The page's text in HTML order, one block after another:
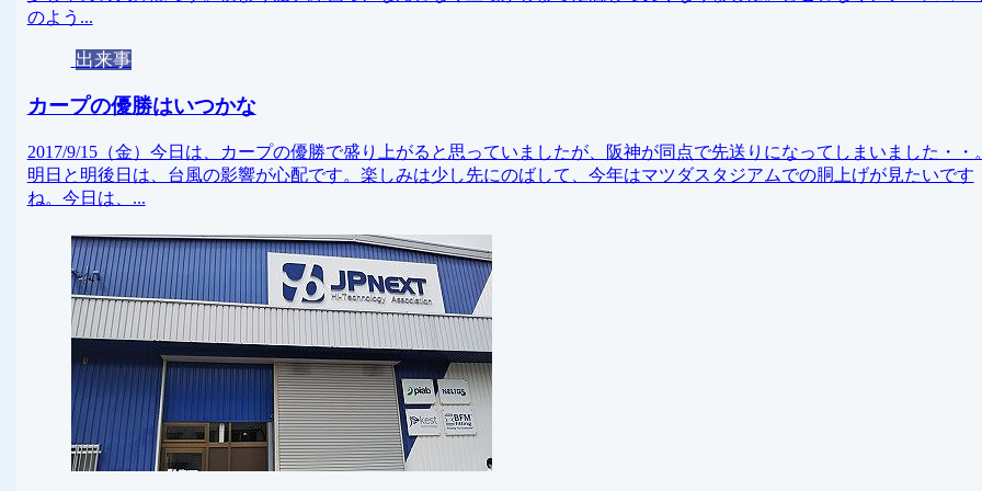
のよう...
出来事
カープの優勝はいつかな
2017/9/15（金）今日は、カープの優勝で盛り上がると思っていましたが、阪神が同点で先送りになってしまいました・・
明日と明後日は、台風の影響が心配です。楽しみは少し先にのばして、今年はマツダスタジアムでの胴上げが見たいです
ね。今日は、...